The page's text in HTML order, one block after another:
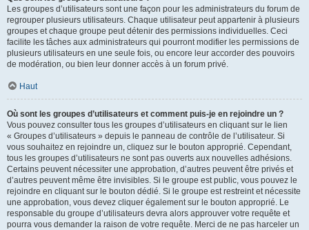
Les groupes d’utilisateurs sont une façon pour les administrateurs du forum de
regrouper plusieurs utilisateurs. Chaque utilisateur peut appartenir à plusieurs
groupes et chaque groupe peut détenir des permissions individuelles. Ceci
facilite les tâches aux administrateurs qui pourront modifier les permissions de
plusieurs utilisateurs en une seule fois, ou encore leur accorder des pouvoirs
de modération, ou bien leur donner accès à un forum privé.
Haut
Où sont les groupes d’utilisateurs et comment puis-je en rejoindre un ?
Vous pouvez consulter tous les groupes d’utilisateurs en cliquant sur le lien
« Groupes d’utilisateurs » depuis le panneau de contrôle de l’utilisateur. Si
vous souhaitez en rejoindre un, cliquez sur le bouton approprié. Cependant,
tous les groupes d’utilisateurs ne sont pas ouverts aux nouvelles adhésions.
Certains peuvent nécessiter une approbation, d’autres peuvent être privés et
d’autres peuvent même être invisibles. Si le groupe est public, vous pouvez le
rejoindre en cliquant sur le bouton dédié. Si le groupe est restreint et nécessite
une approbation, vous devez cliquer également sur le bouton approprié. Le
responsable du groupe d’utilisateurs devra alors approuver votre requête et
pourra vous demander la raison de votre requête. Merci de ne pas harceler un